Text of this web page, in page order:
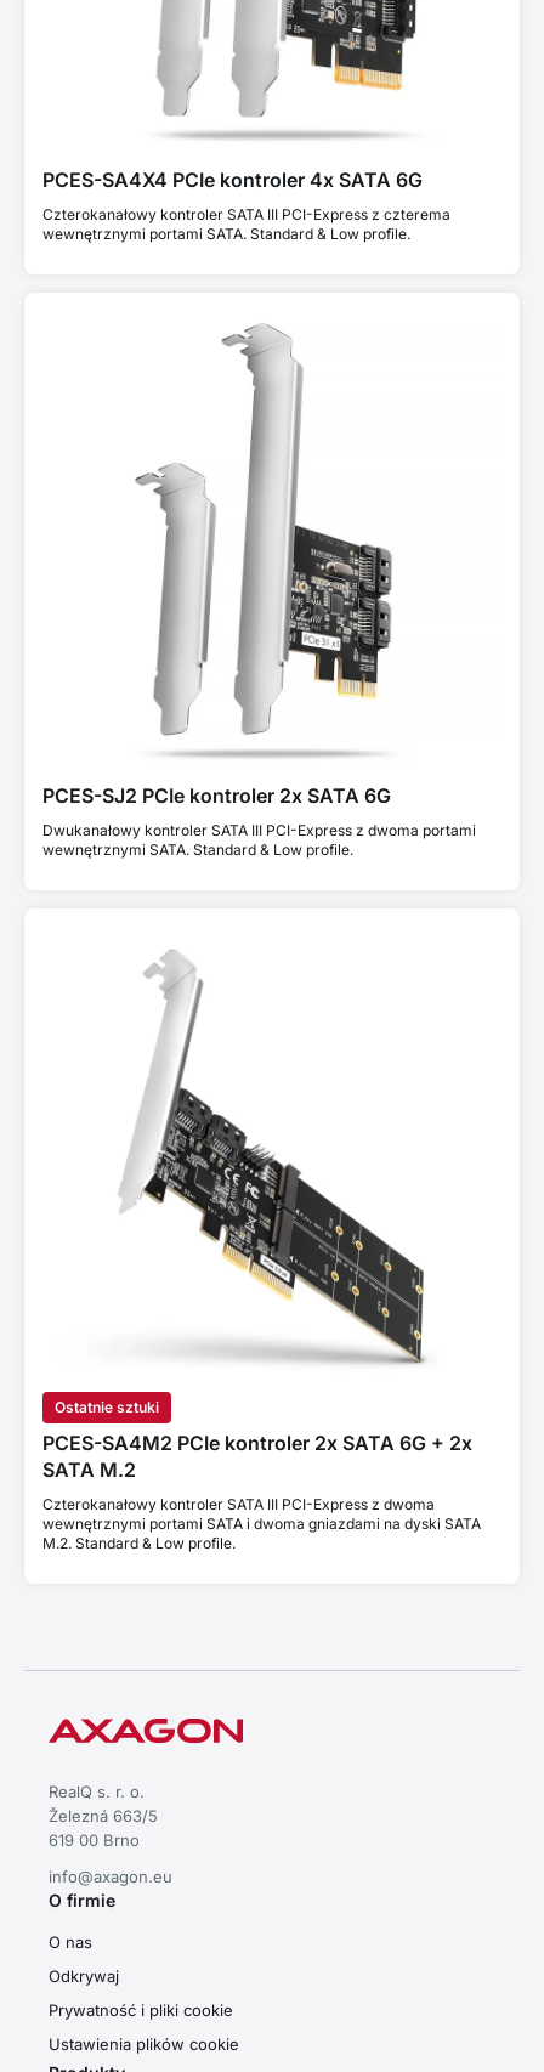
PCES-SA4X4 PCIe kontroler 4x SATA 6G
Czterokanałowy kontroler SATA III PCI-Express z czterema
wewnętrznymi portami SATA. Standard & Low profile.
PCES-SJ2 PCIe kontroler 2x SATA 6G
Dwukanałowy kontroler SATA III PCI-Express z dwoma portami
wewnętrznymi SATA. Standard & Low profile.
Ostatnie sztuki
PCES-SA4M2 PCIe kontroler 2x SATA 6G + 2x
SATA M.2
Czterokanałowy kontroler SATA III PCI-Express z dwoma
wewnętrznymi portami SATA i dwoma gniazdami na dyski SATA
M.2. Standard & Low profile.
RealQ s. r. o.
Železná 663/5
619 00 Brno
info@axagon.eu
O firmie
O nas
Odkrywaj
Prywatność i pliki cookie
Ustawienia plików cookie